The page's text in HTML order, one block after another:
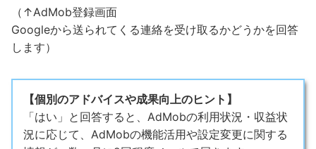
（↑AdMob登録画面
Googleから送られてくる連絡を受け取るかどうかを回答
します）
【個別のアドバイスや成果向上のヒント】
「はい」と回答すると、AdMobの利用状況・収益状
況に応じて、AdMobの機能活用や設定変更に関する